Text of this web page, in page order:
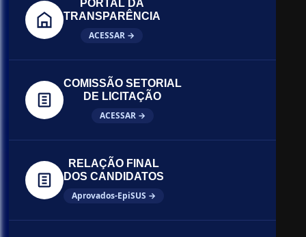
PORTAL DA
TRANSPARÊNCIA
ACESSAR →
COMISSÃO SETORIAL
DE LICITAÇÃO
ACESSAR →
RELAÇÃO FINAL
DOS CANDIDATOS
Aprovados-EpiSUS →